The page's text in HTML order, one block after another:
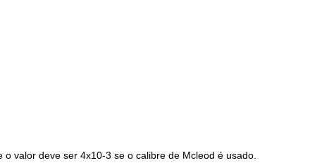
valor deve ser 4x10-3 se o calibre de Mcleod é usado.